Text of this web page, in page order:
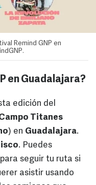
Remind GNP en
en Guadalajara?
edición del
Titanes
) en Guadalajara.
. Puedes
seguir tu ruta si
asistir usando